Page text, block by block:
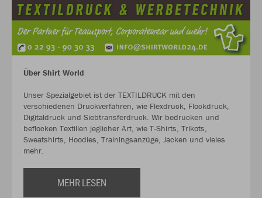
Über Shirt World
Unser Spezialgebiet ist der TEXTILDRUCK mit den
verschiedenen Druckverfahren, wie Flexdruck, Flockdruck,
Digitaldruck und Siebtransferdruck. Wir bedrucken und
beflocken Textilien jeglicher Art, wie T-Shirts, Trikots,
Sweatshirts, Hoodies, Trainingsanzüge, Jacken und vieles
mehr.
MEHR LESEN